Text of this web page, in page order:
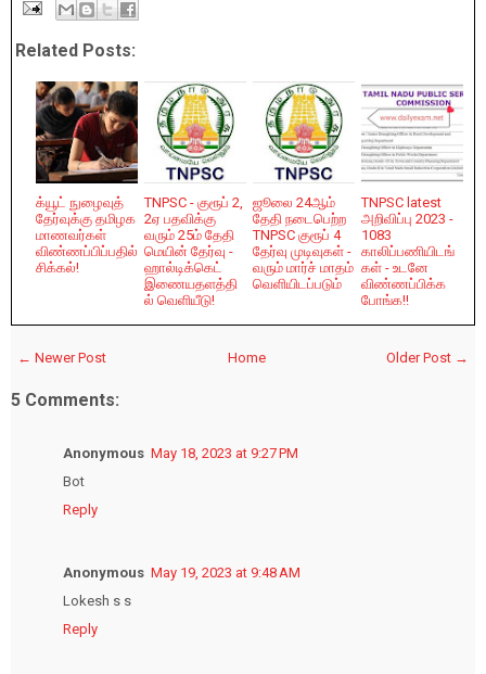
Related Posts:
க்யூட் நுழைவுத்
தேர்வுக்கு தமிழக
மாணவர்கள்
விண்ணப்பிப்பதில்
சிக்கல்!
TNPSC - குரூப் 2,
2ஏ பதவிக்கு
வரும் 25ம் தேதி
மெயின் தேர்வு -
ஹால்டிக்கெட்
இணையதளத்தி
ல் வெளியீடு!
ஜூலை 24ஆம்
தேதி நடைபெற்ற
TNPSC குரூப் 4
தேர்வு முடிவுகள் -
வரும் மார்ச் மாதம்
வெளியிடப்படும்
TNPSC latest
அறிவிப்பு 2023 -
1083
காலிப்பணியிடங்
கள் - உடனே
விண்ணப்பிக்க
போங்க!!
← Newer Post Older Post →
Home
5 Comments:
Anonymous May 18, 2023 at 9:27 PM
Bot
Reply
Anonymous May 19, 2023 at 9:48 AM
Lokesh s s
Reply